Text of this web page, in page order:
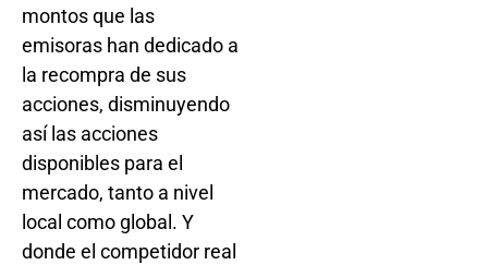
montos que las
emisoras han dedicado a
la recompra de sus
acciones, disminuyendo
así las acciones
disponibles para el
mercado, tanto a nivel
local como global. Y
donde el competidor real